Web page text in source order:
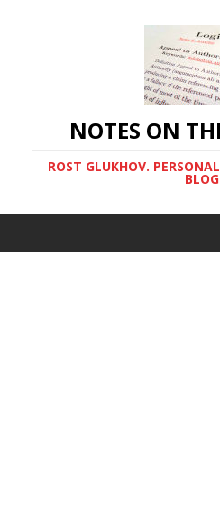
NOTES ON
ROST GLUKHOV.
BLOG